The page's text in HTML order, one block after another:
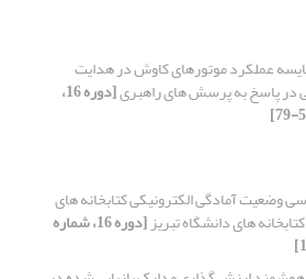
عملکرد موتورهای کاوش در هدایت
در پاسخ به پرسش های راهبری [دوره 16،
وضعیت آمادگی الکترونیکی کتابخانه های
های دانشگاه تبریز [دوره 16، شماره